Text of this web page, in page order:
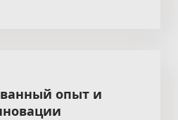
опыт и